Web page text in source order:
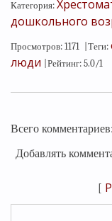
Категория:
дошкольного
Просмотров: 1171 Теги:
люди
Рейтинг: 5.0/1
Всего комментариев:
Добавлять
[